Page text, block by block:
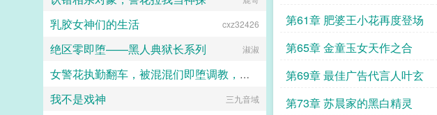
你
第61章 肥婆王小花再度登场
第65章 金童玉女天作之合
第69章 最佳广告代言人叶玄
第73章 苏晨家的黑白精灵
乳胶女神们的生活 cxz32426
绝区零即堕——黑人典狱长系列 淑淑
女警花执勤翻车，被混混们即堕调教，最后恶堕为身患性瘾的发情肉便器
凝夜紫
我不是戏神 三九音域